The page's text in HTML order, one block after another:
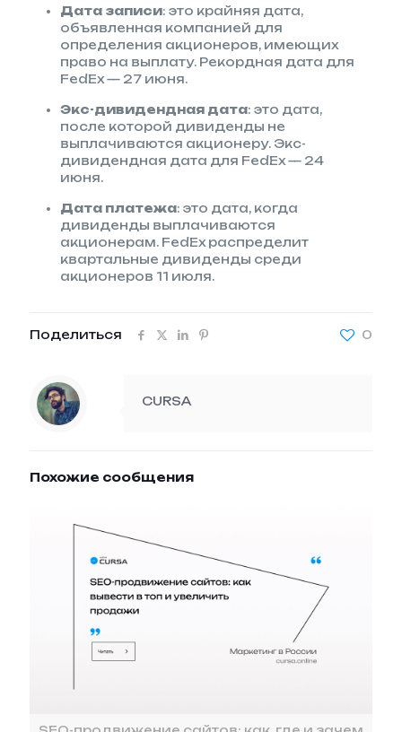
Дата записи: это крайняя дата,
объявленная компанией для
определения акционеров, имеющих
право на выплату. Рекордная дата для
FedEx — 27 июня.
Экс-дивидендная дата: это дата,
после которой дивиденды не
выплачиваются акционеру. Экс-
дивидендная дата для FedEx — 24
июня.
Дата платежа: это дата, когда
дивиденды выплачиваются
акционерам. FedEx распределит
квартальные дивиденды среди
акционеров 11 июля.
Поделиться 0
CURSA
Похожие сообщения